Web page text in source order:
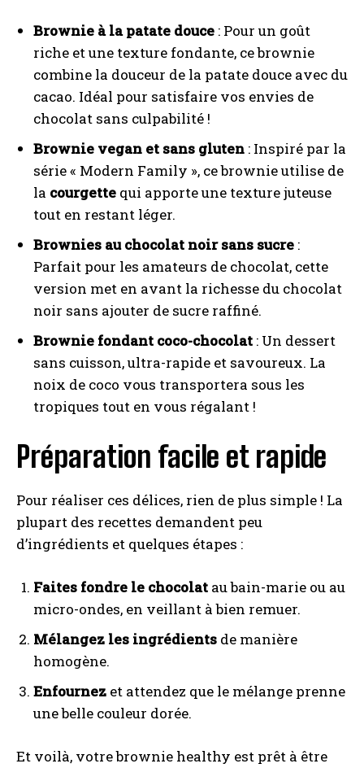
Brownie à la patate douce : Pour un goût
riche et une texture fondante, ce brownie
combine la douceur de la patate douce avec du
cacao. Idéal pour satisfaire vos envies de
chocolat sans culpabilité !
Brownie vegan et sans gluten : Inspiré par la
série « Modern Family », ce brownie utilise de
la courgette qui apporte une texture juteuse
tout en restant léger.
Brownies au chocolat noir sans sucre :
Parfait pour les amateurs de chocolat, cette
version met en avant la richesse du chocolat
noir sans ajouter de sucre raffiné.
Brownie fondant coco-chocolat : Un dessert
sans cuisson, ultra-rapide et savoureux. La
noix de coco vous transportera sous les
tropiques tout en vous régalant !
Préparation facile et rapide
Pour réaliser ces délices, rien de plus simple ! La
plupart des recettes demandent peu
d’ingrédients et quelques étapes :
Faites fondre le chocolat au bain-marie ou au
micro-ondes, en veillant à bien remuer.
Mélangez les ingrédients de manière
homogène.
Enfournez et attendez que le mélange prenne
une belle couleur dorée.
Et voilà, votre brownie healthy est prêt à être